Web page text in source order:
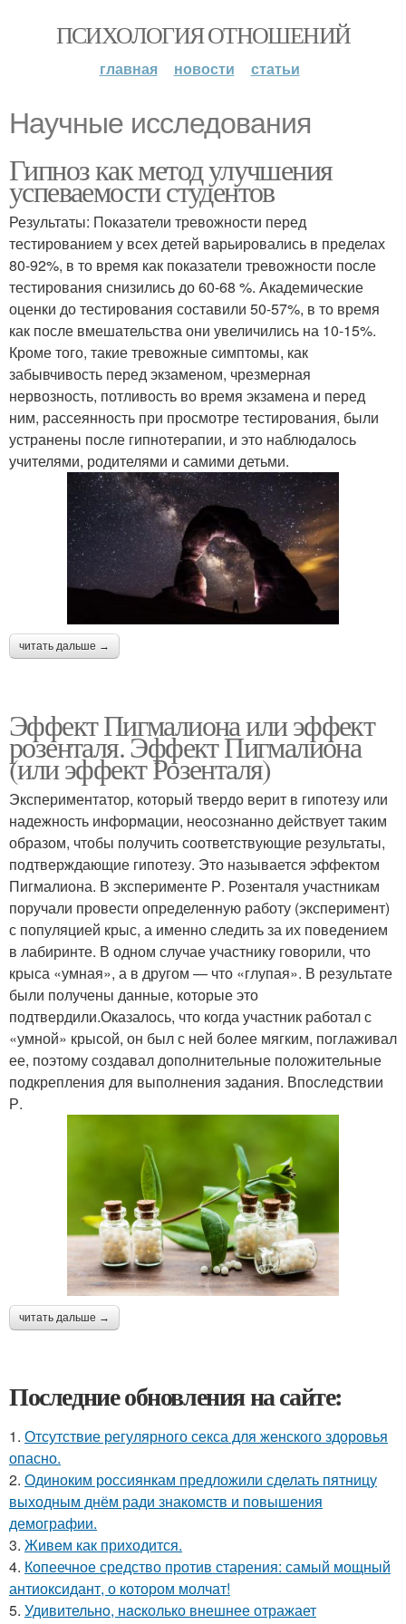
ПСИХОЛОГИЯ ОТНОШЕНИЙ
главная новости статьи
Научные исследования
Гипноз как метод улучшения
успеваемости студентов
Результаты: Показатели тревожности перед
тестированием у всех детей варьировались в пределах
80-92%, в то время как показатели тревожности после
тестирования снизились до 60-68 %. Академические
оценки до тестирования составили 50-57%, в то время
как после вмешательства они увеличились на 10-15%.
Кроме того, такие тревожные симптомы, как
забывчивость перед экзаменом, чрезмерная
нервозность, потливость во время экзамена и перед
ним, рассеянность при просмотре тестирования, были
устранены после гипнотерапии, и это наблюдалось
учителями, родителями и самими детьми.
читать дальше →
Эффект Пигмалиона или эффект
розенталя. Эффект Пигмалиона
(или эффект Розенталя)
Экспериментатор, который твердо верит в гипотезу или
надежность информации, неосознанно действует таким
образом, чтобы получить соответствующие результаты,
подтверждающие гипотезу. Это называется эффектом
Пигмалиона. В эксперименте Р. Розенталя участникам
поручали провести определенную работу (эксперимент)
с популяцией крыс, а именно следить за их поведением
в лабиринте. В одном случае участнику говорили, что
крыса «умная», а в другом — что «глупая». В результате
были получены данные, которые это
подтвердили.Оказалось, что когда участник работал с
«умной» крысой, он был с ней более мягким, поглаживал
ее, поэтому создавал дополнительные положительные
подкрепления для выполнения задания. Впоследствии
Р.
читать дальше →
Последние обновления на сайте:
1. Отсутствие регулярного секса для женского здоровья
опасно.
2. Одиноким россиянкам предложили сделать пятницу
выходным днём ради знакомств и повышения
демографии.
3. Живeм как приходится.
4. Копеечное средство против старения: самый мощный
антиоксидант, о котором молчат!
5. Удивительнo, нacколько внешнее отражает